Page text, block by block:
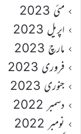
مئی 2023
اپریل 2023
مارچ 2023
فروری 2023
جنوری 2023
دسمبر 2022
نومبر 2022